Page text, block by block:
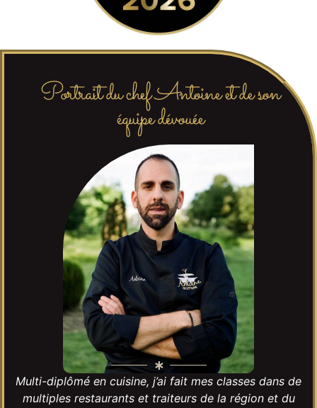
Portrait du chef Antoine et de son
équipe dévouée
Multi-diplômé en cuisine, j’ai fait mes classes dans de
multiples restaurants et traiteurs de la région et du